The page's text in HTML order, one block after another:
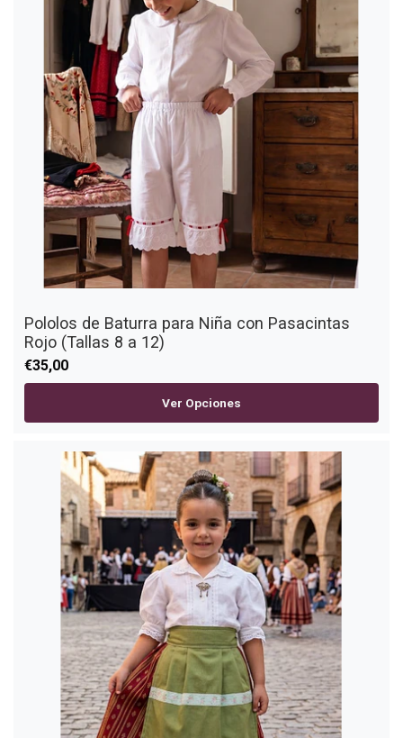
Pololos de Baturra para Niña con Pasacintas
Rojo (Tallas 8 a 12)
€35,00
Ver Opciones